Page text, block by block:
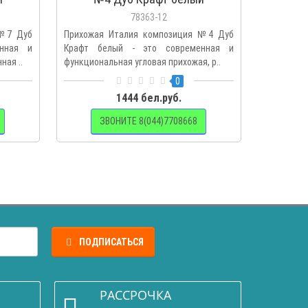
Дуб
и
..
78363-12
Прихожая Италия композиция №4 Дуб
Крафт белый - это современная и
функциональная угловая прихожая, р..
0
1444 бел.руб.
ЗВОНИТЕ 8(044)7708668
ПОДПИСАТЬСЯ
РАССРОЧКА